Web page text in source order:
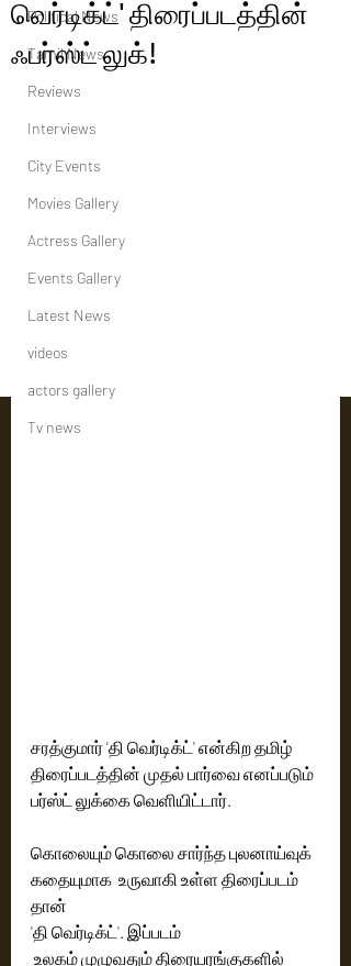
Political News
Tamil News
Reviews
Interviews
City Events
Movies Gallery
Actress Gallery
Events Gallery
Latest News
videos
actors gallery
Tv news
வெர்டிக்ட்' திரைப்படத்தின்
ஃபர்ஸ்ட் லுக்!
சரத்குமார் 'தி வெர்டிக்ட்' என்கிற தமிழ்
திரைப்படத்தின் முதல் பார்வை எனப்படும்
பர்ஸ்ட் லுக்கை வெளியிட்டார்.
கொலையும் கொலை சார்ந்த புலனாய்வுக்
கதையுமாக  உருவாகி உள்ள திரைப்படம்
தான்
'தி வெர்டிக்ட்'. இப்படம்